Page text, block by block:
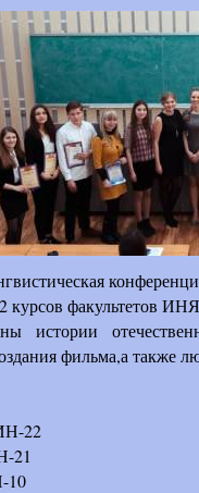
2 курсов
истории
фильма,а также
22
21
10